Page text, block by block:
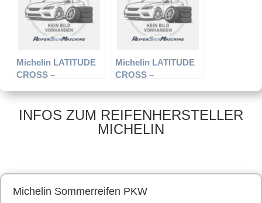
Michelin LATITUDE
CROSS –
265/60 R18 110H –
Sommerreifen
Michelin LATITUDE
CROSS –
235/85 R16 120S –
Sommerreifen
INFOS ZUM REIFENHERSTELLER
MICHELIN
Michelin Sommerreifen PKW